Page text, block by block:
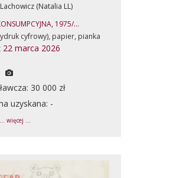
(Natalia LL)
1975/...
cyfrowy), papier, pianka
22 marca 2026
30 000 zł
uzyskana: -
... więcej ...